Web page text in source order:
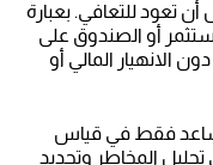
تعود للتعافي. بعبارة
أو الصندوق على
دون الانهيار المالي أو
فقط في قياس
تحليل المخاطر وتحديد